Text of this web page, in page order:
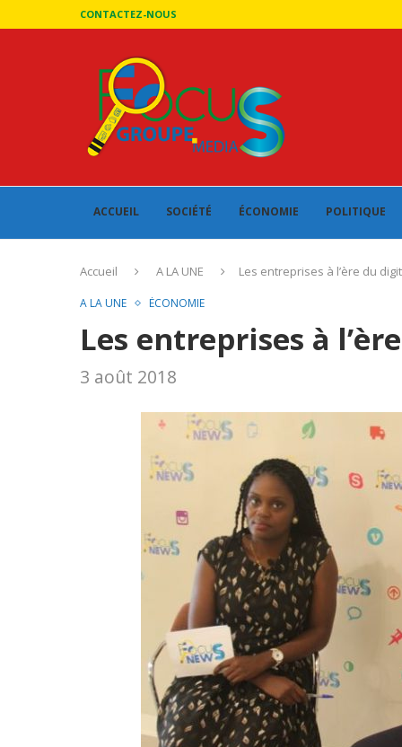
CONTACTEZ-NOUS
ACCUEIL SOCIÉTÉ ÉCONOMIE POLITIQUE
Accueil A LA UNE Les entreprises à l’ère du
A LA UNE ÉCONOMIE
Les entreprises à
3 août 2018